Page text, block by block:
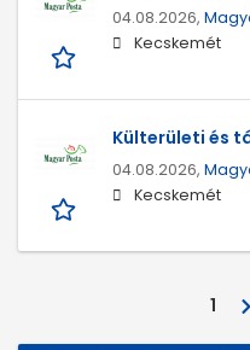
04.08.2026,
Kecskemét
Külterületi és
04.08.2026,
Kecskemét
1